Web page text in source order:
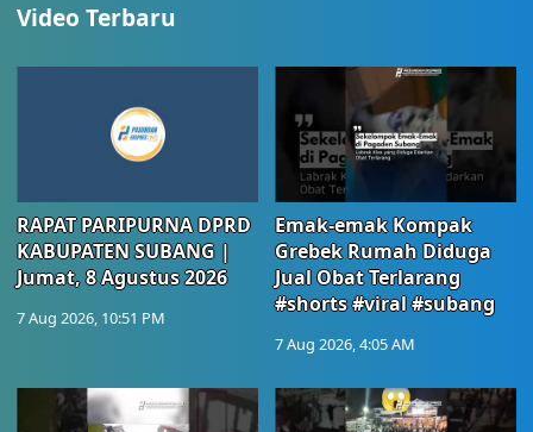
Video Terbaru
RAPAT PARIPURNA DPRD
KABUPATEN SUBANG |
Jumat, 8 Agustus 2026
7 Aug 2026, 10:51 PM
Emak-emak Kompak
Grebek Rumah Diduga
Jual Obat Terlarang
#shorts #viral #subang
7 Aug 2026, 4:05 AM